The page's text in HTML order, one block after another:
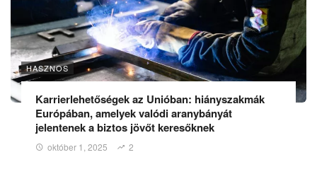
HASZNOS
Karrierlehetőségek az Unióban: hiányszakmák
Európában, amelyek valódi aranybányát
jelentenek a biztos jövőt keresőknek
október 1, 2025 2